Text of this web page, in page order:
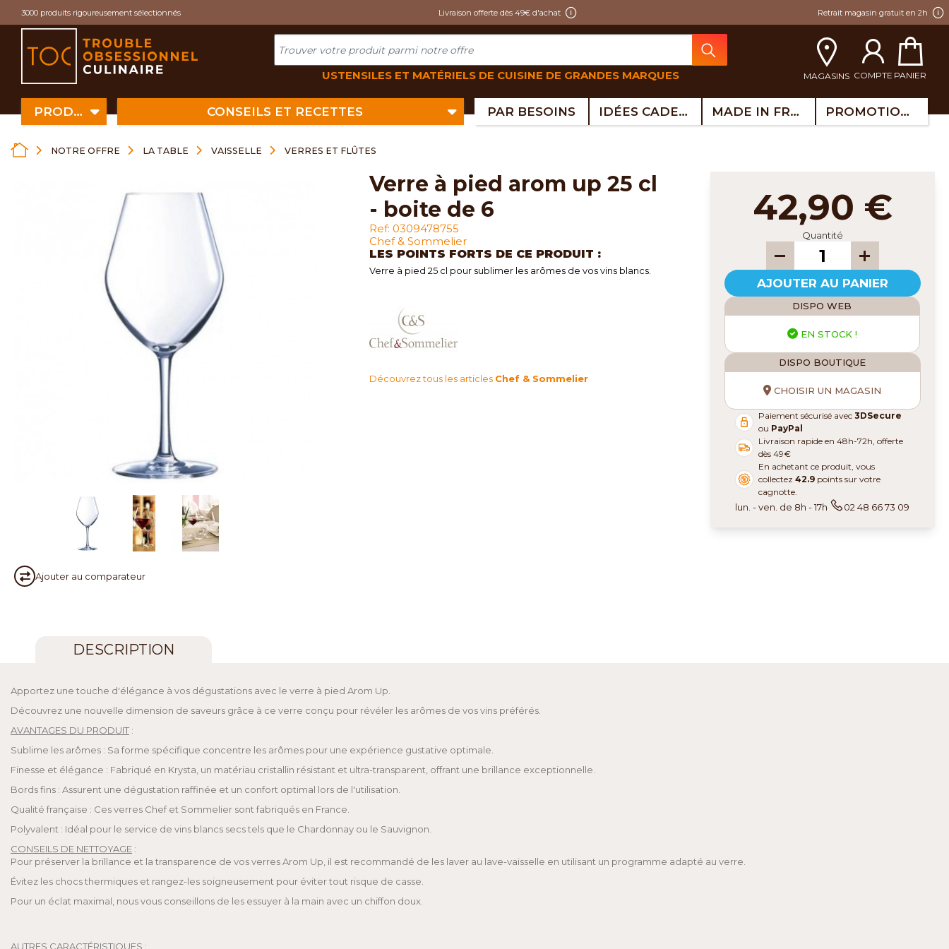
3000 produits rigoureusement sélectionnés Livraison offerte dès 49€ d'achat Retrait magasin gratuit en 2h
USTENSILES ET MATÉRIELS DE CUISINE DE GRANDES MARQUES MAGASINS COMPTE PANIER
PRODUITS CONSEILS ET RECETTES PAR BESOINS IDÉES CADEAUX MADE IN FRANCE PROMOTIONS
NOTRE OFFRE LA TABLE VAISSELLE VERRES ET FLÛTES
Ajouter au comparateur
verre à pied arom up 25 cl
- boite de 6
Ref: 0309478755
Chef & Sommelier
LES POINTS FORTS DE CE PRODUIT :
Verre à pied 25 cl pour sublimer les arômes de vos vins blancs.
Découvrez tous les articles Chef & Sommelier
42,90 €
Quantité
AJOUTER AU PANIER
DISPO WEB
EN STOCK !
DISPO BOUTIQUE
CHOISIR UN MAGASIN
Paiement sécurisé avec3DSecure
ou PayPal
Livraison rapide en 48h-72h, offerte
dès 49€
En achetant ce produit, vous
collectez42.9 points sur votre
cagnotte.
lun. - ven. de 8h - 17h 02 48 66 73 09
DESCRIPTION
Apportez une touche d'élégance à vos dégustations avec le verre à pied Arom Up.
Découvrez une nouvelle dimension de saveurs grâce à ce verre conçu pour révéler les arômes de vos vins préférés.
AVANTAGES DU PRODUIT :
Sublime les arômes : Sa forme spécifique concentre les arômes pour une expérience gustative optimale.
Finesse et élégance : Fabriqué en Krysta, un matériau cristallin résistant et ultra-transparent, offrant une brillance exceptionnelle.
Bords fins : Assurent une dégustation raffinée et un confort optimal lors de l'utilisation.
Qualité française : Ces verres Chef et Sommelier sont fabriqués en France.
Polyvalent : Idéal pour le service de vins blancs secs tels que le Chardonnay ou le Sauvignon.
CONSEILS DE NETTOYAGE :
Pour préserver la brillance et la transparence de vos verres Arom Up, il est recommandé de les laver au lave-vaisselle en utilisant un programme adapté au verre.
Évitez les chocs thermiques et rangez-les soigneusement pour éviter tout risque de casse.
Pour un éclat maximal, nous vous conseillons de les essuyer à la main avec un chiffon doux.
AUTRES CARACTÉRISTIQUES :